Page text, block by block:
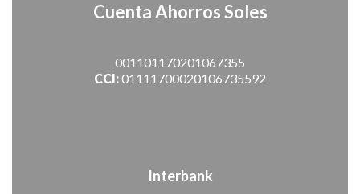
Cuenta Ahorros Soles
001101170201067355
CCI:01111700020106735592
Interbank